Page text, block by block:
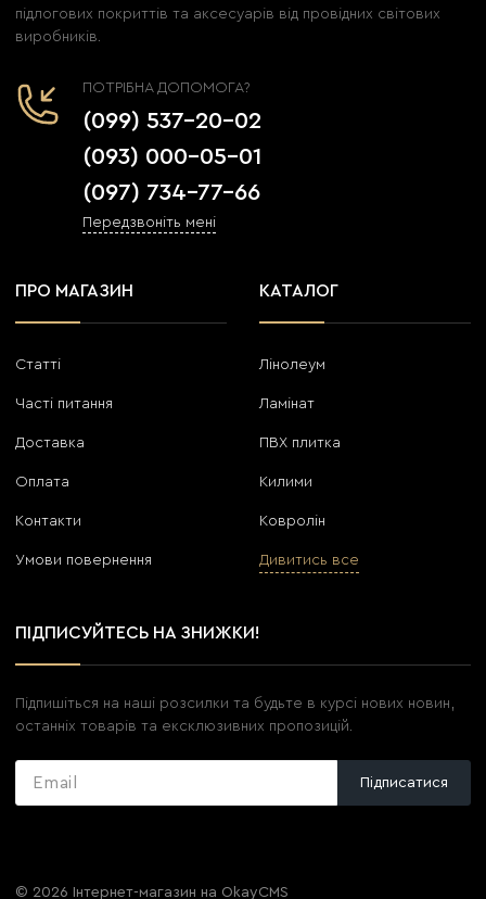
підлогових покриттів та аксесуарів від провідних світових
виробників.
ПОТРІБНА ДОПОМОГА?
(099) 537-20-02
(093) 000-05-01
(097) 734-77-66
Передзвоніть мені
ПРО МАГАЗИН
Статті
Часті питання
Доставка
Оплата
Контакти
Умови повернення
КАТАЛОГ
Лінолеум
Ламінат
ПВХ плитка
Килими
Ковролін
Дивитись все
ПІДПИСУЙТЕСЬ НА ЗНИЖКИ!
Підпишіться на наші розсилки та будьте в курсі нових новин,
останніх товарів та ексклюзивних пропозицій.
Підписатися
© 2026 Інтернет-магазин на OkayCMS